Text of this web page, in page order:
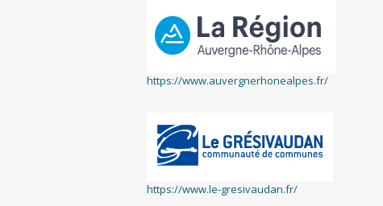
https://www.auvergnerhonealpes.fr/
https://www.le-gresivaudan.fr/